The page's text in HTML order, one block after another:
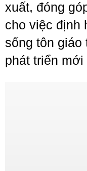
xuất, đóng
cho việc định
sống tôn giáo
phát triển